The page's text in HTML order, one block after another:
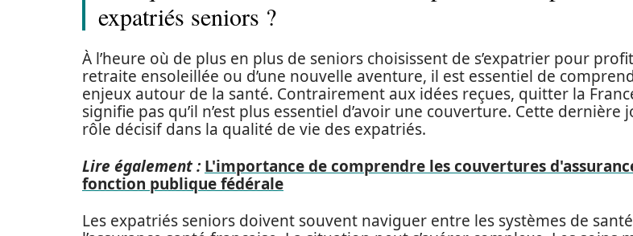
expatriés seniors ?
À l’heure où de plus en plus de seniors choisissent de s’expatrier pour
retraite ensoleillée ou d’une nouvelle aventure, il est essentiel de
enjeux autour de la santé. Contrairement aux idées reçues, quitter la
signifie pas qu’il n’est plus essentiel d’avoir une couverture. Cette dernière
rôle décisif dans la qualité de vie des expatriés.
Lire également : L'importance de comprendre les couvertures
fonction publique fédérale
Les expatriés seniors doivent souvent naviguer entre les systèmes de